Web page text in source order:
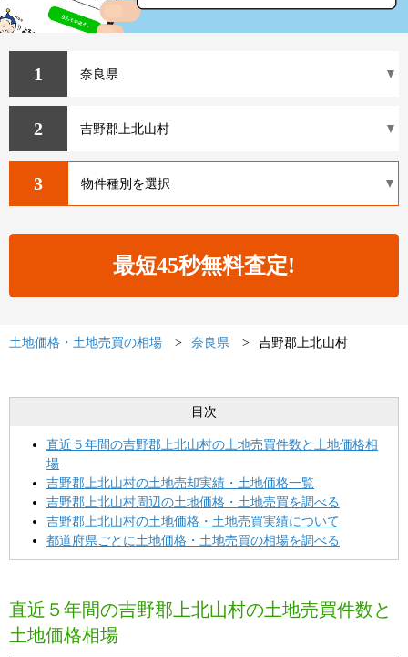
1
2
3
土地価格・土地売買の相場 奈良県 吉野郡上北山村
目次
直近５年間の吉野郡上北山村の土地売買件数と土地価格相
場
吉野郡上北山村の土地売却実績・土地価格一覧
吉野郡上北山村周辺の土地価格・土地売買を調べる
吉野郡上北山村の土地価格・土地売買実績について
都道府県ごとに土地価格・土地売買の相場を調べる
直近５年間の吉野郡上北山村の土地売買件数と
土地価格相場